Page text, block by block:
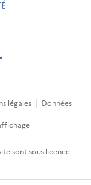
légales
Données
sont sous licence